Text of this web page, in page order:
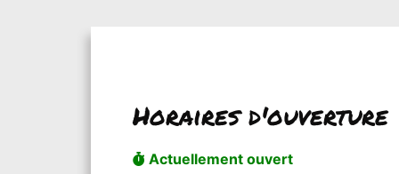
Horaires d'ouverture
Actuellement ouvert